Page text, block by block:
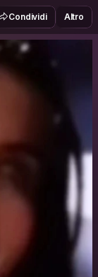
Condividi Altro